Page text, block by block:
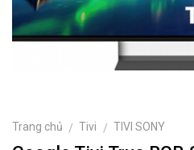
Trang chủ / Tivi / TIVI SONY